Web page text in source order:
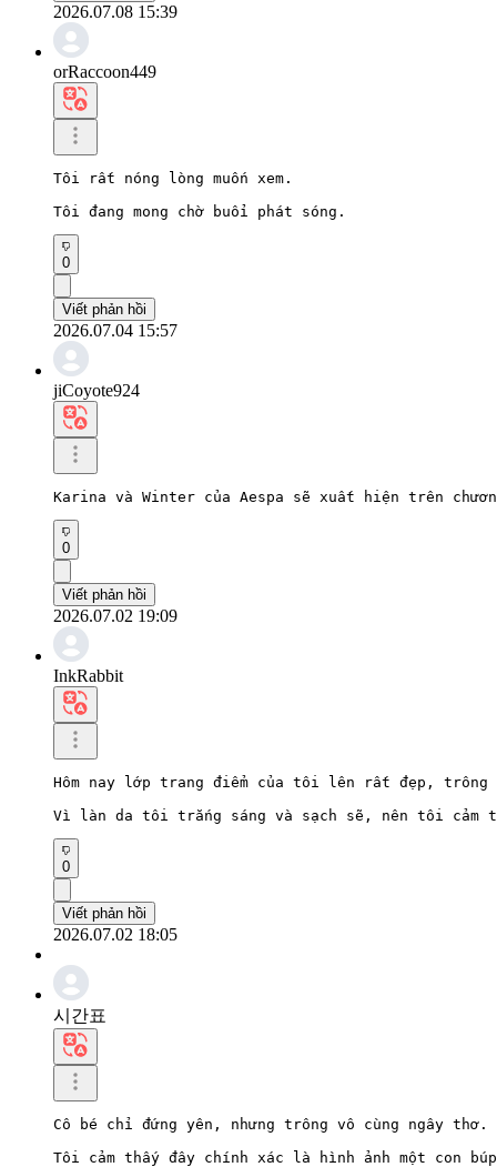
2026.07.08 15:39
orRaccoon449
Tôi rất nóng lòng muốn xem.
Tôi đang mong chờ buổi phát sóng.
0
Viết phản hồi
2026.07.04 15:57
jiCoyote924
Karina và Winter của Aespa sẽ xuất hiện trên
0
Viết phản hồi
2026.07.02 19:09
InkRabbit
Hôm nay lớp trang điểm của tôi lên rất đẹp,
Vì làn da tôi trắng sáng và sạch sẽ, nên tôi cảm
0
Viết phản hồi
2026.07.02 18:05
시간표
Cô bé chỉ đứng yên, nhưng trông vô cùng ngây thơ.
Tôi cảm thấy đây chính xác là hình ảnh một con